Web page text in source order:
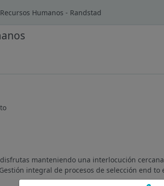
Humanos - Randstad
manteniendo una interlocución
integral de procesos de selección end to